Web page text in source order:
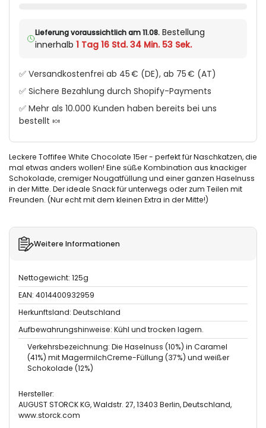
Lieferung voraussichtlich am 11.08.Bestellung
innerhalb 1 Tag 16 Std. 34 Min. 52 Sek.
✅ Versandkostenfrei ab 45 € (DE), ab 75 € (AT)
✅ Sichere Bezahlung durch Shopify-Payments
✅ Mehr als 10.000 Kunden haben bereits bei uns
bestellt 🍬
Leckere Toffifee White Chocolate 15er - perfekt für Naschkatzen, die
mal etwas anders wollen! Eine süße Kombination aus knackiger
Schokolade, cremiger Nougatfüllung und einer ganzen Haselnuss
in der Mitte. Der ideale Snack für unterwegs oder zum Teilen mit
Freunden. (Nur echt mit dem kleinen Extra in der Mitte!)
Weitere Informationen
Nettogewicht: 125g
EAN: 4014400932959
Herkunftsland: Deutschland
Aufbewahrungshinweise: Kühl und trocken lagern.
Verkehrsbezeichnung: Die Haselnuss (10%) in Caramel
(41%) mit MagermilchCreme-Füllung (37%) und weißer
Schokolade (12%)
Hersteller:
AUGUST STORCK KG, Waldstr. 27, 13403 Berlin, Deutschland,
www.storck.com